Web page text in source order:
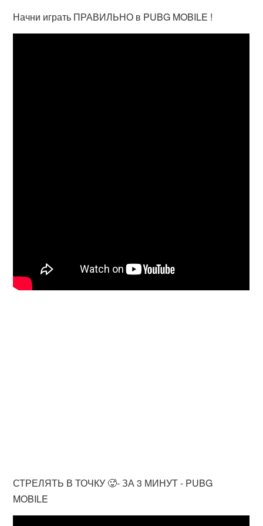
Начни играть ПРАВИЛЬНО в PUBG MOBILE !
СТРЕЛЯТЬ В ТОЧКУ 🥵- ЗА 3 МИНУТ - PUBG
MOBILE